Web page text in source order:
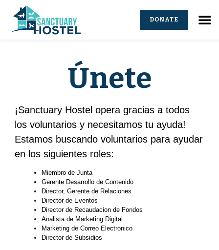
DONATE
Únete
¡Sanctuary Hostel opera gracias a todos
los voluntarios y necesitamos tu ayuda!
Estamos buscando voluntarios para ayudar
en los siguientes roles:
Miembro de Junta
Gerente Desarrollo de Contenido
Director, Gerente de Relaciones
Director de Eventos
Director de Recaudacion de Fondos
Analista de Marketing Digital
Marketing de Correo Electronico
Director de Subsidios